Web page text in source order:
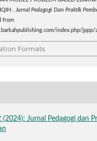
. Jurnal Pedagogi Dan Praktik
from
index.php/
Formats
(2024): Jurnal Pedagogi dan